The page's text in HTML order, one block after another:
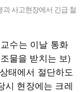
사고현장에서 긴급 철
수는 이날 통화
물을 받치는 보)
태에서 절단하도
시 현장에는 크레